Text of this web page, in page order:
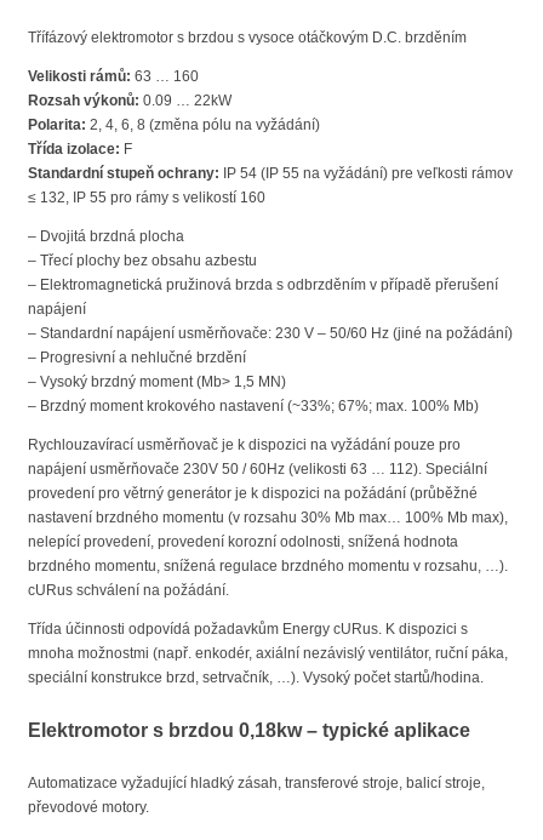
Třífázový elektromotor s brzdou s vysoce otáčkovým D.C. brzděním
Velikosti rámů: 63 … 160
Rozsah výkonů: 0.09 … 22kW
Polarita: 2, 4, 6, 8 (změna pólu na vyžádání)
Třída izolace: F
Standardní stupeň ochrany: IP 54 (IP 55 na vyžádání) pre veľkosti rámov
≤ 132, IP 55 pro rámy s velikostí 160
– Dvojitá brzdná plocha
– Třecí plochy bez obsahu azbestu
– Elektromagnetická pružinová brzda s odbrzděním v případě přerušení
napájení
– Standardní napájení usměrňovače: 230 V – 50/60 Hz (jiné na požádání)
– Progresivní a nehlučné brzdění
– Vysoký brzdný moment (Mb> 1,5 MN)
– Brzdný moment krokového nastavení (~33%; 67%; max. 100% Mb)
Rychlouzavírací usměrňovač je k dispozici na vyžádání pouze pro
napájení usměrňovače 230V 50 / 60Hz (velikosti 63 … 112). Speciální
provedení pro větrný generátor je k dispozici na požádání (průběžné
nastavení brzdného momentu (v rozsahu 30% Mb max… 100% Mb max),
nelepící provedení, provedení korozní odolnosti, snížená hodnota
brzdného momentu, snížená regulace brzdného momentu v rozsahu, …).
cURus schválení na požádání.
Třída účinnosti odpovídá požadavkům Energy cURus. K dispozici s
mnoha možnostmi (např. enkodér, axiální nezávislý ventilátor, ruční páka,
speciální konstrukce brzd, setrvačník, …). Vysoký počet startů/hodina.
Elektromotor s brzdou 0,18kw – typické aplikace
Automatizace vyžadující hladký zásah, transferové stroje, balicí stroje,
převodové motory.